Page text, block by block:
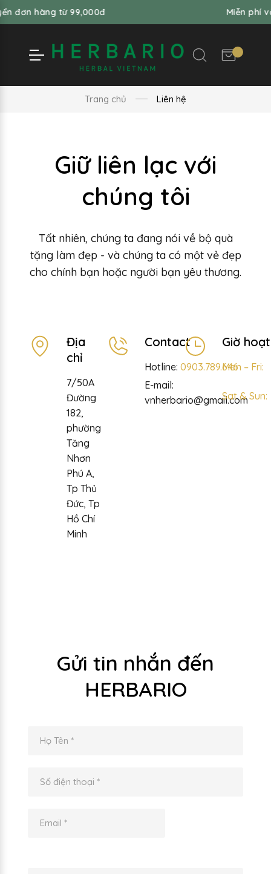
99,000đ Miễn phí vận chuyển
Trang chủ Liên hệ
Giữ liên lạc với
chúng tôi
Tất nhiên, chúng ta đang nói về bộ quà
tặng làm đẹp - và chúng ta có một vẻ đẹp
cho chính bạn hoặc người bạn yêu thương.
Địa
chỉ
7/50A
Đường
182,
phường
Tăng
Nhơn
Phú A,
Tp Thủ
Đức, Tp
Hồ Chí
Minh
Contact
Hotline: 0903.789.646
E-mail:
vnherbario@gmail.com
Giờ
Mon – Fri:
Sat & Sun:
Gửi tin nhắn đến
HERBARIO